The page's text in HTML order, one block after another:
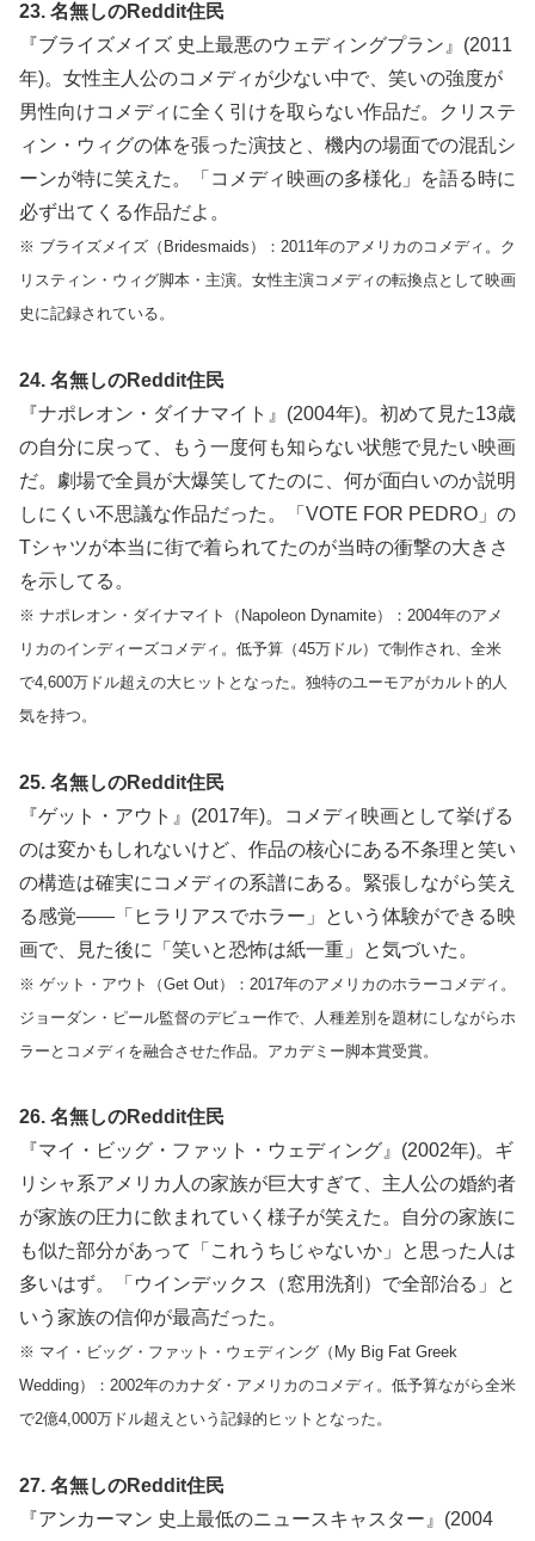
23. 名無しのReddit住民
『ブライズメイズ 史上最悪のウェディングプラン』(2011
年)。女性主人公のコメディが少ない中で、笑いの強度が
男性向けコメディに全く引けを取らない作品だ。クリステ
ィン・ウィグの体を張った演技と、機内の場面での混乱シ
ーンが特に笑えた。「コメディ映画の多様化」を語る時に
必ず出てくる作品だよ。
※ ブライズメイズ（Bridesmaids）：2011年のアメリカのコメディ。ク
リスティン・ウィグ脚本・主演。女性主演コメディの転換点として映画
史に記録されている。
24. 名無しのReddit住民
『ナポレオン・ダイナマイト』(2004年)。初めて見た13歳
の自分に戻って、もう一度何も知らない状態で見たい映画
だ。劇場で全員が大爆笑してたのに、何が面白いのか説明
しにくい不思議な作品だった。「VOTE FOR PEDRO」の
Tシャツが本当に街で着られてたのが当時の衝撃の大きさ
を示してる。
※ ナポレオン・ダイナマイト（Napoleon Dynamite）：2004年のアメ
リカのインディーズコメディ。低予算（45万ドル）で制作され、全米
で4,600万ドル超えの大ヒットとなった。独特のユーモアがカルト的人
気を持つ。
25. 名無しのReddit住民
『ゲット・アウト』(2017年)。コメディ映画として挙げる
のは変かもしれないけど、作品の核心にある不条理と笑い
の構造は確実にコメディの系譜にある。緊張しながら笑え
る感覚——「ヒラリアスでホラー」という体験ができる映
画で、見た後に「笑いと恐怖は紙一重」と気づいた。
※ ゲット・アウト（Get Out）：2017年のアメリカのホラーコメディ。
ジョーダン・ピール監督のデビュー作で、人種差別を題材にしながらホ
ラーとコメディを融合させた作品。アカデミー脚本賞受賞。
26. 名無しのReddit住民
『マイ・ビッグ・ファット・ウェディング』(2002年)。ギ
リシャ系アメリカ人の家族が巨大すぎて、主人公の婚約者
が家族の圧力に飲まれていく様子が笑えた。自分の家族に
も似た部分があって「これうちじゃないか」と思った人は
多いはず。「ウインデックス（窓用洗剤）で全部治る」と
いう家族の信仰が最高だった。
※ マイ・ビッグ・ファット・ウェディング（My Big Fat Greek
Wedding）：2002年のカナダ・アメリカのコメディ。低予算ながら全米
で2億4,000万ドル超えという記録的ヒットとなった。
27. 名無しのReddit住民
『アンカーマン 史上最低のニュースキャスター』(2004